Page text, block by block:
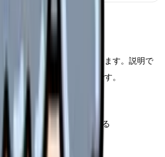
こと
につながりやすい面があります。説明で
談につなげることが大切です。
い
確認する必要があると伝える
機関の指示に従う